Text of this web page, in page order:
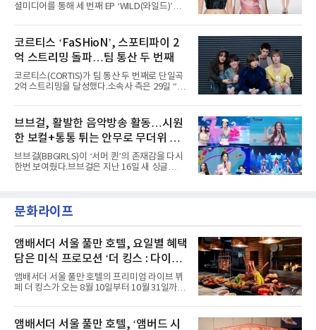
AxMxP는 '카운트다운 판타지 2025-2026',
정적인 실력을 입증했고, 올해 '2026 어썸뮤직
페스티벌', '뷰티풀 민트 라이프 2026', '2026
셜미디어를 통해 세 번째 EP ‘WILD(와일드)’의
heart(와일드 하트)’라는 제목이 붙은 콘셉트 포
토에는 멤버들의 본능적이고 야성적인 면모가
강렬하게 담겼다. 짙은 아이섀도와 푸른빛·금빛·
붉은빛의 컬러 렌즈가 비현실적인 분위기를 자
아내고, 여러 원색이 불규칙하게 뒤섞인 멀티컬
러 헤어와 과감한 블루·블랙 립 메이크업이 낯설
고도 매혹적인 비주얼을 완성했다.스타일링 역
엣을 거침없이 결합했다. 멤버들은 각기 다른 개
성을 살린 스타일링을 선
코르티스 ‘FaSHioN’, 스포티파이 2
억 스트리밍 돌파…팀 통산 두 번째
코르티스(CORTIS)가 팀 통산 두 번째로 단일곡
2억 스트리밍을 달성했다.소속사 측은 29일 “코
벌 오디오·음원 스트리밍 플랫폼 스포티파이에
서 27일 자로 누적 재생 수 2억 회를 돌파했
다”고 밝혔다.곡이 발표된 지 약 10개월 만이다.
팀의 첫 번째 2억 스트리밍 곡은 동일 음반에 수
록된 ‘GO!’다. 이 노래는 공개 약 9개월 만인 지
난달 26일 자에 2억 고지를 밟았다. 이는 최근 5
년 내 데뷔한 보이그룹의 곡 중 최단기 2억 달성
했다. “내 티, 5 bucks 바지는, 만원” 등 멤버들
의 라이프 스타일
브브걸, 활발한 음악방송 활동…시원
한 보컬+통통 튀는 안무로 무더위 사
냥
브브걸(BBGIRLS)이 ‘서머 퀸’의 존재감을 다시
한번 보여줬다.브브걸은 지난 16일 새 싱글
MBC '쇼! 음악중심', SBS '인기가요' 등 주요 음
악방송 무대에 올라 화려한 퍼포먼스를 펼쳤다.
력을 앞세워 매 무대 색다른 볼거리를 선사했다.
특히 화사한 파스텔 톤의 비치웨어부터 청량한
마린룩, 햇살 아래 반짝이는 물결을 연상시키는
스커트, 강렬한 붉은 계열의 스타일링까지 각기
다른 매력을 선보였다. 브브걸은 다채로운 여름
패션을 완벽하게 소화하며 보
문화라이프
앰배서더 서울 풀만 호텔, 요일별 혜택
담은 미식 프로모션 ‘더 킹스 : 다이닝
프리빌리지즈’ 선봬
앰배서더 서울 풀만 호텔의 프리미엄 라이브 뷔
페 더 킹스가 오는 8월 10일부터 10월 31일까지
즈’를 선보인다.앰배서더 서울 풀만 호텔 측은
“요일마다 다른 즐거움과 한층 깊어진 미식의 여
앰배서더 서울 풀만 호텔, ‘앰버드 시